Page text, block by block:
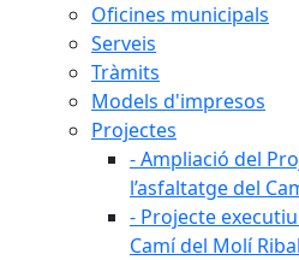
Oficines municipals
Serveis
Tràmits
Models d'impresos
Projectes
- Ampliació del
l’asfaltatge del
- Projecte
Camí del Molí